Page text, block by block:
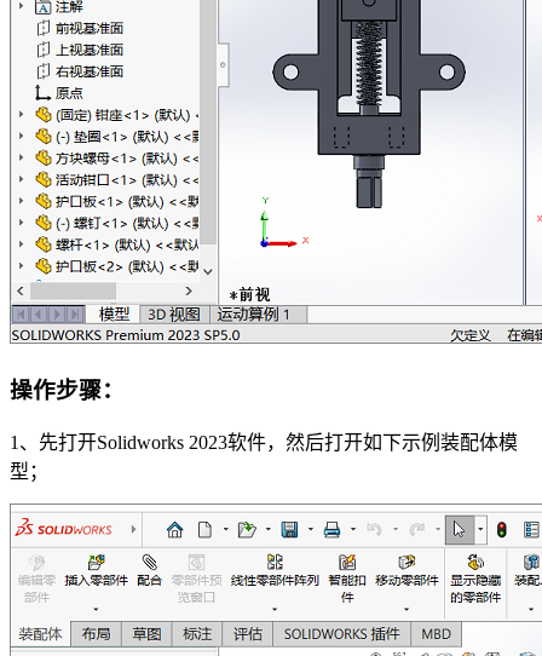
操作步骤：
1、先打开Solidworks 2023软件，然后打开如下示例装配体模
型；